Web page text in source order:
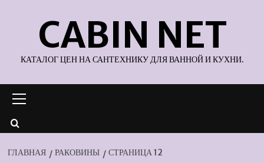
содержимомуCABIN NET
КАТАЛОГ ЦЕН НА САНТЕХНИКУ ДЛЯ ВАННОЙ И КУХНИ.
меню
ГЛАВНАЯ РАКОВИНЫ СТРАНИЦА 12